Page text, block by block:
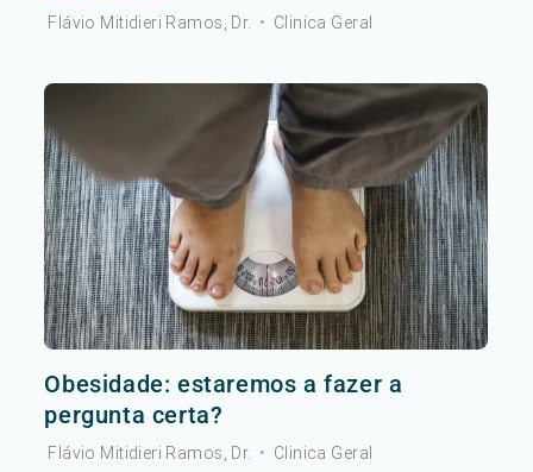
Flávio Mitidieri Ramos, Dr. • Clinica Geral
Obesidade: estaremos a fazer a
pergunta certa?
Flávio Mitidieri Ramos, Dr. • Clinica Geral